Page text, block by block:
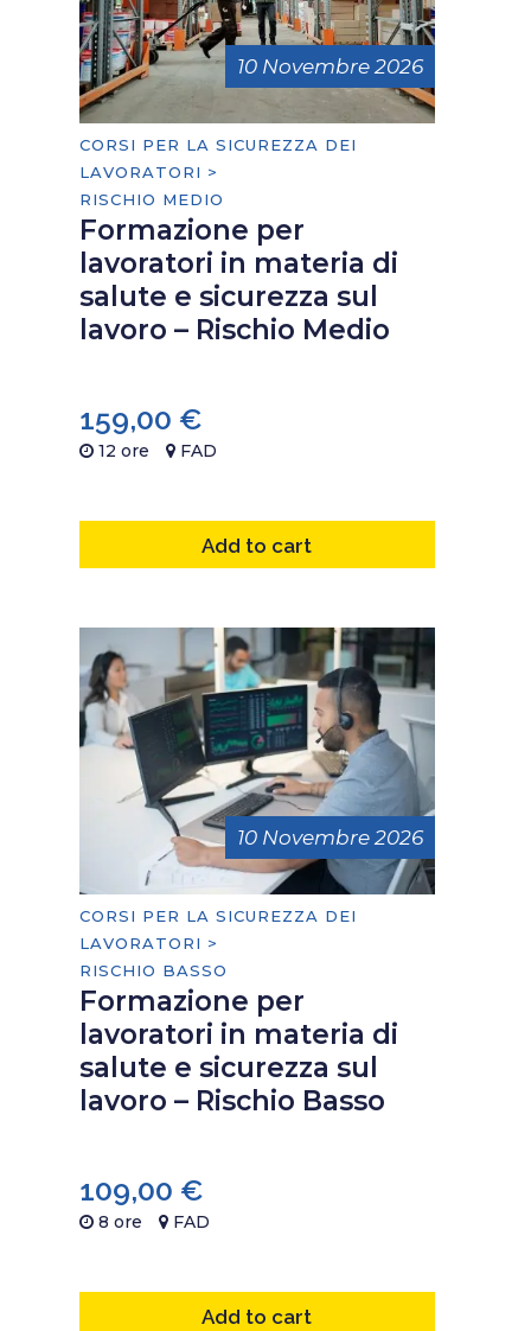
10 Novembre 2026
CORSI PER LA SICUREZZA DEI
LAVORATORI >
RISCHIO MEDIO
Formazione per
lavoratori in materia di
salute e sicurezza sul
lavoro – Rischio Medio
159,00 €
12 ore FAD
Add to cart
10 Novembre 2026
CORSI PER LA SICUREZZA DEI
LAVORATORI >
RISCHIO BASSO
Formazione per
lavoratori in materia di
salute e sicurezza sul
lavoro – Rischio Basso
109,00 €
8 ore FAD
Add to cart